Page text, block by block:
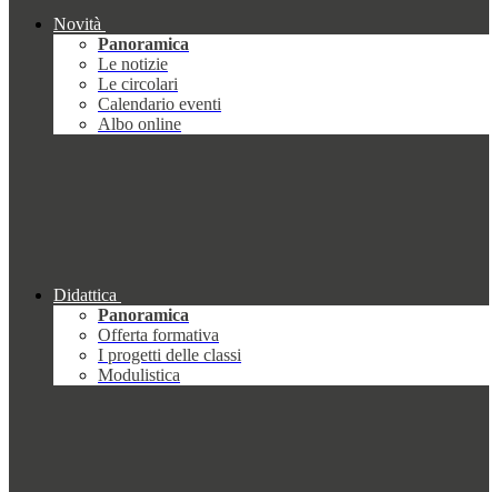
Novità
Panoramica
Le notizie
Le circolari
Calendario eventi
Albo online
Didattica
Panoramica
Offerta formativa
I progetti delle classi
Modulistica